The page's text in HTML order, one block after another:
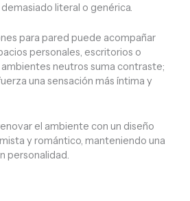
literal o genérica.
para pared puede acompañar
personales, escritorios o
neutros suma contraste;
una sensación más íntima y
el ambiente con un diseño
y romántico, manteniendo una
personalidad.